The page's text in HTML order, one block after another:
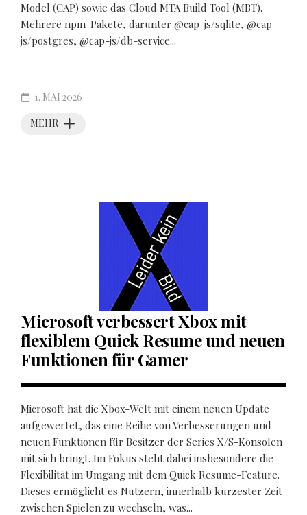
Model (CAP) sowie das Cloud MTA Build Tool (MBT).
Mehrere npm-Pakete, darunter @cap-js/sqlite, @cap-
js/postgres, @cap-js/db-service...
MEHR
1. MAI 2026
Microsoft verbessert Xbox mit
flexiblem Quick Resume und neuen
Funktionen für Gamer
Microsoft hat die Xbox-Welt mit einem neuen Update
aufgewertet, das eine Reihe von Verbesserungen und
neuen Funktionen für Besitzer der Series X/S-Konsolen
mit sich bringt. Im Fokus steht dabei insbesondere die
Flexibilität im Umgang mit dem Quick Resume-Feature.
Dieses ermöglicht es Nutzern, innerhalb kürzester Zeit
zwischen Spielen zu wechseln, was...